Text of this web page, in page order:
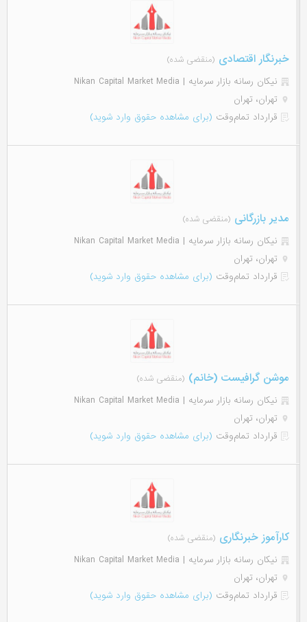
خبرنگار اقتصادی (منقضی شده)
نیکان رسانه بازار سرمایه | Nikan Capital Market Media
تهران، تهران
قرارداد تمام‌وقت (برای مشاهده حقوق وارد شوید)
مدیر بازرگانی (منقضی شده)
نیکان رسانه بازار سرمایه | Nikan Capital Market Media
تهران، تهران
قرارداد تمام‌وقت (برای مشاهده حقوق وارد شوید)
موشن گرافیست (خانم) (منقضی شده)
نیکان رسانه بازار سرمایه | Nikan Capital Market Media
تهران، تهران
قرارداد تمام‌وقت (برای مشاهده حقوق وارد شوید)
کارآموز خبرنگاری (منقضی شده)
نیکان رسانه بازار سرمایه | Nikan Capital Market Media
تهران، تهران
قرارداد تمام‌وقت (برای مشاهده حقوق وارد شوید)